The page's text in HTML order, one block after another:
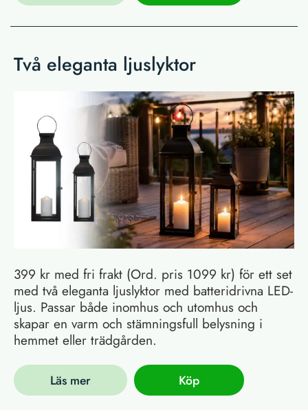
Två eleganta ljuslyktor
399 kr med fri frakt (Ord. pris 1099 kr) för ett set
med två eleganta ljuslyktor med batteridrivna LED-
ljus. Passar både inomhus och utomhus och
skapar en varm och stämningsfull belysning i
hemmet eller trädgården.
Läs mer Köp